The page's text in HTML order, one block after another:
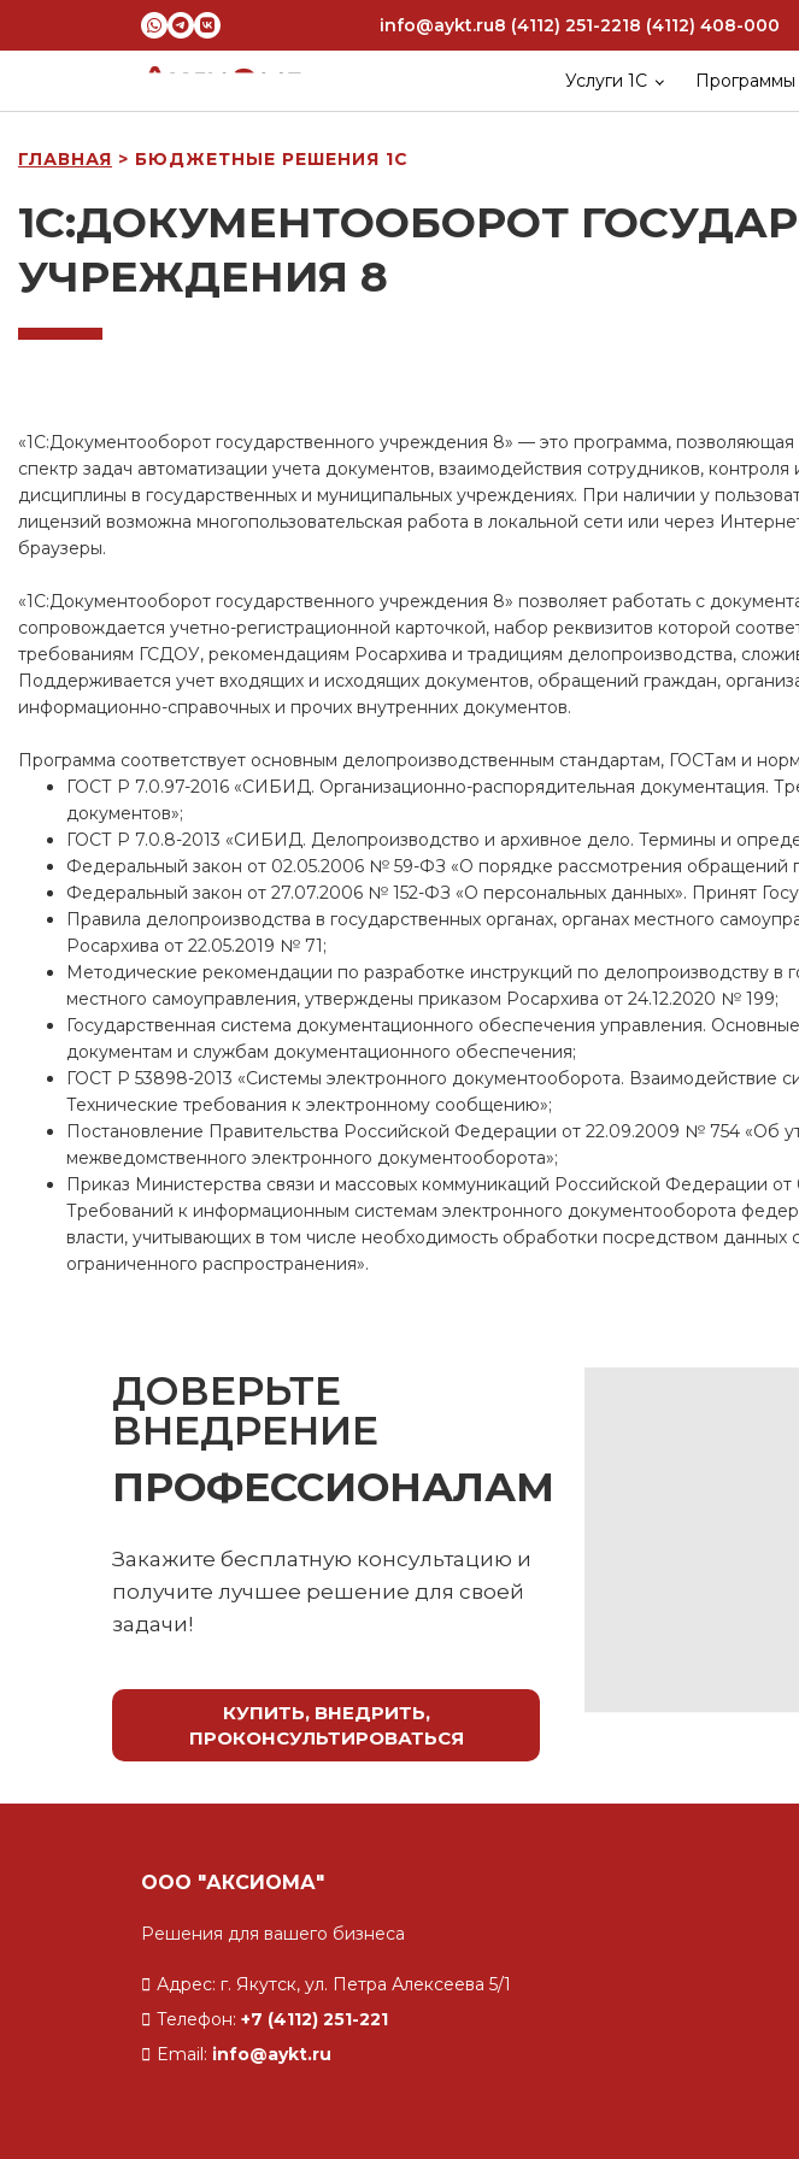
info@aykt.ru8 (4112) 251-2218 (4112) 408-000
Услуги 1С Программы
ГЛАВНАЯ > БЮДЖЕТНЫЕ РЕШЕНИЯ 1С
1С:ДОКУМЕНТООБОРОТ
УЧРЕЖДЕНИЯ 8
«1С:Документооборот государственного учреждения 8» — это программа,
спектр задач автоматизации учета документов, взаимодействия сотрудников, контроля
дисциплины в государственных и муниципальных учреждениях. При наличии у
лицензий возможна многопользовательская работа в локальной сети или через
браузеры.
«1С:Документооборот государственного учреждения 8» позволяет работать с
сопровождается учетно-регистрационной карточкой, набор реквизитов которой
требованиям ГСДОУ, рекомендациям Росархива и традициям делопроизводства,
Поддерживается учет входящих и исходящих документов, обращений граждан,
информационно-справочных и прочих внутренних документов.
Программа соответствует основным делопроизводственным стандартам, ГОСТам и
ГОСТ Р 7.0.97-2016 «СИБИД. Организационно-распорядительная документация.
документов»;
ГОСТ Р 7.0.8-2013 «СИБИД. Делопроизводство и архивное дело. Термины и
Федеральный закон от 02.05.2006 № 59-ФЗ «О порядке рассмотрения обращений
Федеральный закон от 27.07.2006 № 152-ФЗ «О персональных данных». Принят
Правила делопроизводства в государственных органах, органах местного
Росархива от 22.05.2019 № 71;
Методические рекомендации по разработке инструкций по делопроизводству в
местного самоуправления, утверждены приказом Росархива от 24.12.2020 № 199;
Государственная система документационного обеспечения управления.
документам и службам документационного обеспечения;
ГОСТ Р 53898-2013 «Системы электронного документооборота. Взаимодействие
Технические требования к электронному сообщению»;
Постановление Правительства Российской Федерации от 22.09.2009 № 754 «Об
межведомственного электронного документооборота»;
Приказ Министерства связи и массовых коммуникаций Российской Федерации
Требований к информационным системам электронного документооборота
власти, учитывающих в том числе необходимость обработки посредством
ограниченного распространения».
ДОВЕРЬТЕ
ВНЕДРЕНИЕ
ПРОФЕССИОНАЛАМ
Закажите бесплатную консультацию и
получите лучшее решение для своей
задачи!
КУПИТЬ, ВНЕДРИТЬ,
ПРОКОНСУЛЬТИРОВАТЬСЯ
ООО "АКСИОМА"
Решения для вашего бизнеса
Адрес: г. Якутск, ул. Петра Алексеева 5/1
Телефон: +7 (4112) 251-221
Email: info@aykt.ru